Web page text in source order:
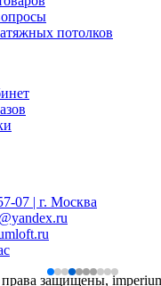
потолков
07 | г. Москва
защищены,